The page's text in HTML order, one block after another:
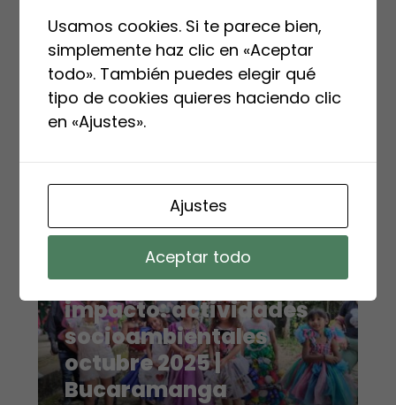
diciembre 3, 2025
Acciones que generan
impacto: actividades
socioambientales
octubre 2025 | Cúcuta
diciembre 2, 2025
Acciones que generan
impacto: actividades
socioambientales
octubre 2025 |
Bucaramanga
Usamos cookies. Si te parece bien,
simplemente haz clic en «Aceptar
todo». También puedes elegir qué
tipo de cookies quieres haciendo clic
en «Ajustes».
Ajustes
Aceptar todo